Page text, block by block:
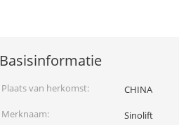
Basisinformatie
Plaats van herkomst:
CHINA
Merknaam:
Sinolift